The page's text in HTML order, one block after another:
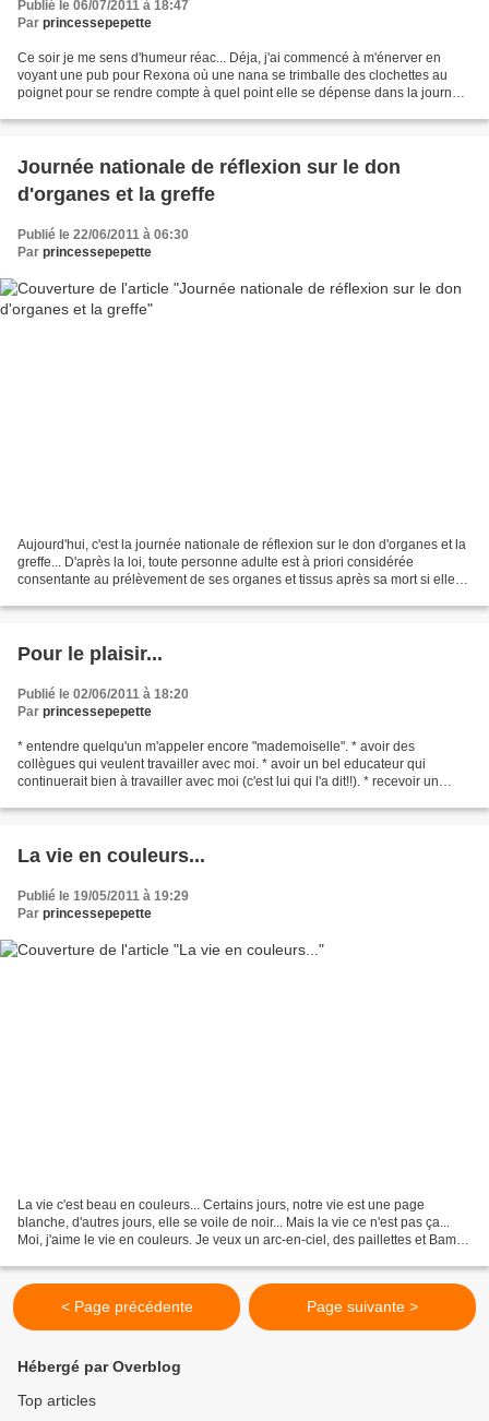
Publié le 06/07/2011 à 18:47
Par princessepepette
Ce soir je me sens d'humeur réac... Déja, j'ai commencé à m'énerver en
voyant une pub pour Rexona où une nana se trimballe des clochettes au
poignet pour se rendre compte à quel point elle se dépense dans la journée.
Journée nationale de réflexion sur le don
d'organes et la greffe
Publié le 22/06/2011 à 06:30
Par princessepepette
Aujourd'hui, c'est la journée nationale de réflexion sur le don d'organes et la
greffe... D'après la loi, toute personne adulte est à priori considérée
consentante au prélèvement de ses organes et tissus après sa mort si elle
Pour le plaisir...
Publié le 02/06/2011 à 18:20
Par princessepepette
* entendre quelqu'un m'appeler encore "mademoiselle". * avoir des
collègues qui veulent travailler avec moi. * avoir un bel educateur qui
continuerait bien à travailler avec moi (c'est lui qui l'a dit!!). * recevoir un
La vie en couleurs...
Publié le 19/05/2011 à 19:29
Par princessepepette
La vie c'est beau en couleurs... Certains jours, notre vie est une page
blanche, d'autres jours, elle se voile de noir... Mais la vie ce n'est pas ça...
Moi, j'aime le vie en couleurs. Je veux un arc-en-ciel, des paillettes et Bambi
< Page précédente Page suivante >
Hébergé par Overblog
Top articles